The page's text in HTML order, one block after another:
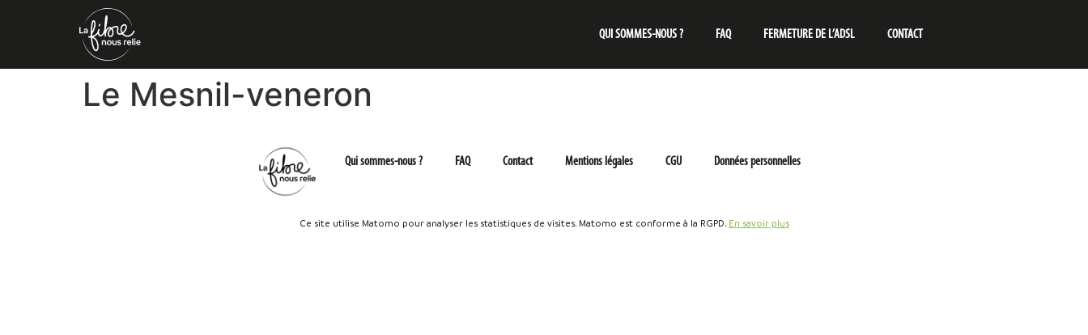
QUI SOMMES-NOUS ? FAQ FERMETURE DE L’ADSL CONTACT
Le Mesnil-veneron
Qui sommes-nous ? FAQ Contact Mentions légales CGU Données personnelles
Ce site utilise Matomo pour analyser les statistiques de visites. Matomo est conforme à la RGPD. En savoir plus